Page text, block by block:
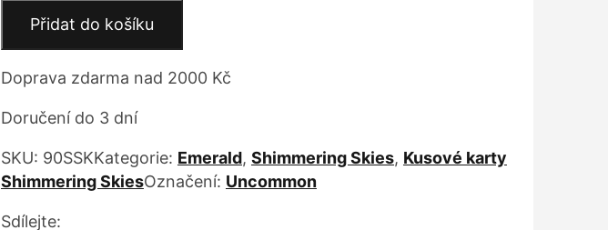
Přidat do košíku
Doprava zdarma nad 2000 Kč
Doručení do 3 dní
SKU: 90SSKKategorie: Emerald, Shimmering Skies, Kusové karty
Shimmering SkiesOznačení: Uncommon
Sdílejte: